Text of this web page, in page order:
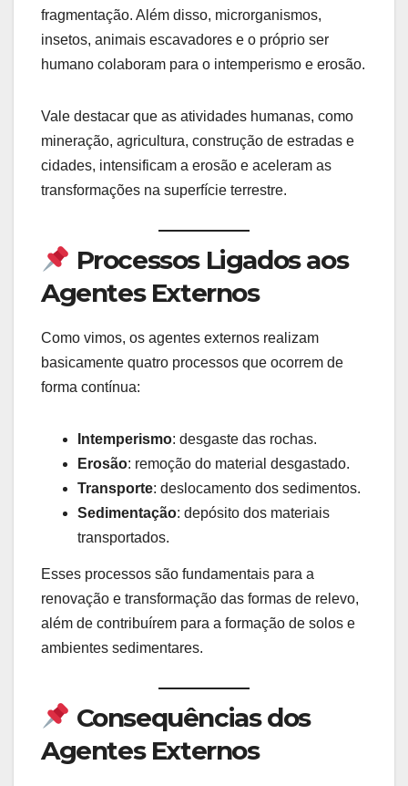
fragmentação. Além disso, microrganismos,
insetos, animais escavadores e o próprio ser
humano colaboram para o intemperismo e erosão.
Vale destacar que as atividades humanas, como
mineração, agricultura, construção de estradas e
cidades, intensificam a erosão e aceleram as
transformações na superfície terrestre.
Processos Ligados aos
Agentes Externos
Como vimos, os agentes externos realizam
basicamente quatro processos que ocorrem de
forma contínua:
Intemperismo: desgaste das rochas.
Erosão: remoção do material desgastado.
Transporte: deslocamento dos sedimentos.
Sedimentação: depósito dos materiais
transportados.
Esses processos são fundamentais para a
renovação e transformação das formas de relevo,
além de contribuírem para a formação de solos e
ambientes sedimentares.
Consequências dos
Agentes Externos